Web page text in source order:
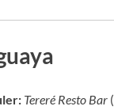
Tereré Resto Bar